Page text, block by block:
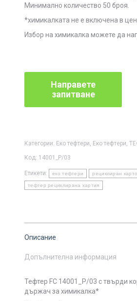
Минимално количество 50 броя.
*химикалката не е включена в
Избор на химикалка можете да
Категории: Еко тефтери Еко тефтери
Код: 14001_P/03
Етикети: еко тефтери рециклиран
тефтер рециклирана хартия
Описание
Допълнителна информация
Тефтер FC 14001_P/03 с твърди
държач за химикалка*